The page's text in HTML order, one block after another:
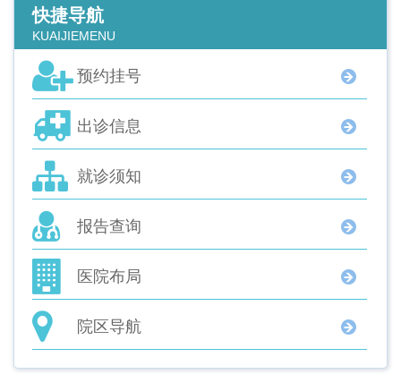
快捷导航
KUAIJIEMENU
预约挂号
出诊信息
就诊须知
报告查询
医院布局
院区导航